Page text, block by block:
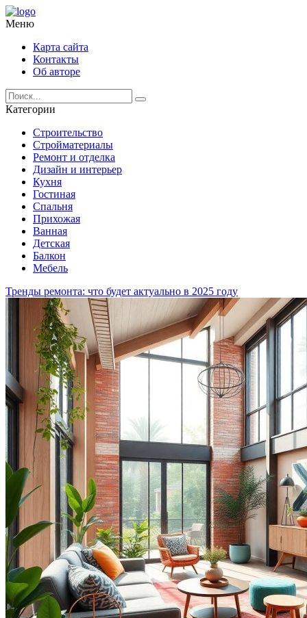
Меню
Карта сайта
Контакты
Об авторе
Категории
Строительство
Стройматериалы
Ремонт и отделка
Дизайн и интерьер
Кухня
Гостиная
Спальня
Прихожая
Ванная
Детская
Балкон
Мебель
Тренды ремонта: что будет актуально в 2025 году